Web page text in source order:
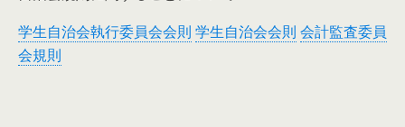
学生自治会執行委員会会則 学生自治会会則 会計監査委員
会規則